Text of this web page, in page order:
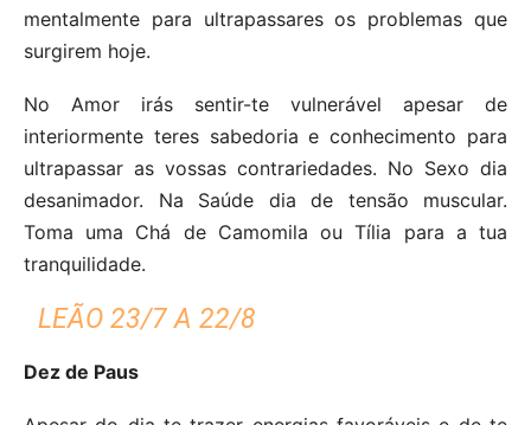
mentalmente para ultrapassares os problemas que
surgirem hoje.
No Amor irás sentir-te vulnerável apesar de
interiormente teres sabedoria e conhecimento para
ultrapassar as vossas contrariedades. No Sexo dia
desanimador. Na Saúde dia de tensão muscular.
Toma uma Chá de Camomila ou Tília para a tua
tranquilidade.
LEÃO 23/7 A 22/8
Dez de Paus